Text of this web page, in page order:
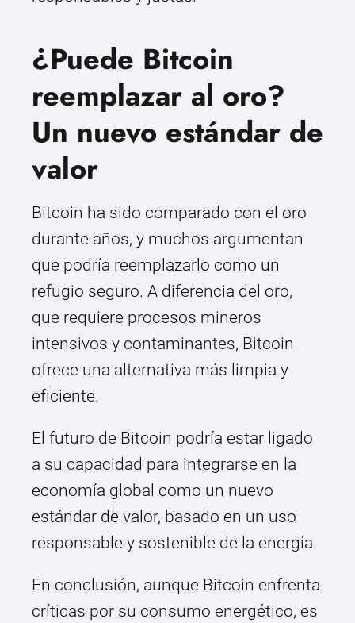
¿Puede Bitcoin
reemplazar al oro?
Un nuevo estándar de
valor
Bitcoin ha sido comparado con el oro
durante años, y muchos argumentan
que podría reemplazarlo como un
refugio seguro. A diferencia del oro,
que requiere procesos mineros
intensivos y contaminantes, Bitcoin
ofrece una alternativa más limpia y
eficiente.
El futuro de Bitcoin podría estar ligado
a su capacidad para integrarse en la
economía global como un nuevo
estándar de valor, basado en un uso
responsable y sostenible de la energía.
En conclusión, aunque Bitcoin enfrenta
críticas por su consumo energético, es